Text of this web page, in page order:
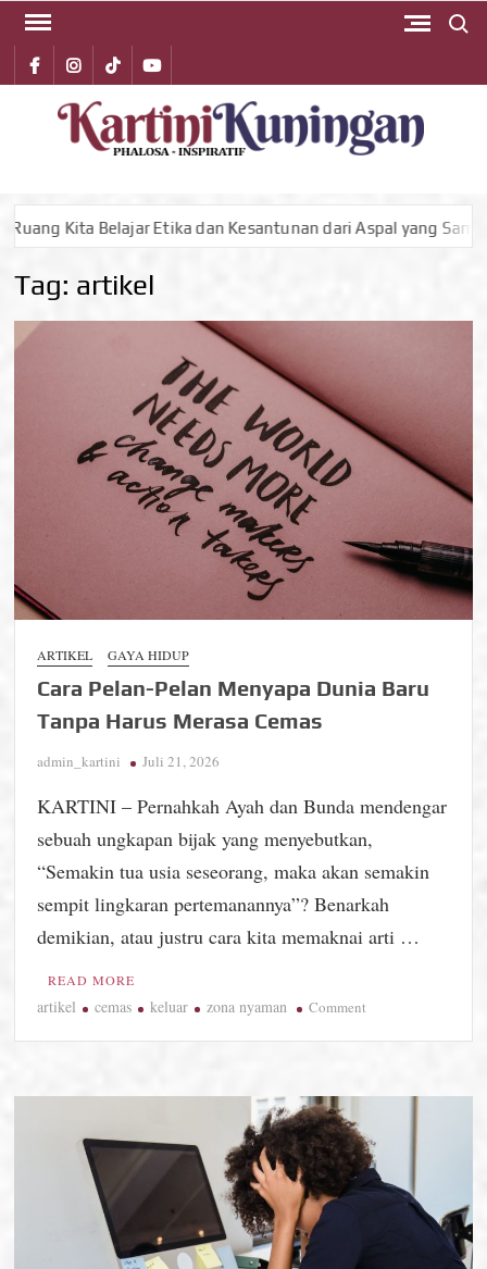
Skip
content
Facebookinstagram
Tiktokyoutube
dan Kesantunan dari Aspal yang Sama Siasati
Tag: artikel
ARTIKEL GAYA HIDUP
Cara Pelan-Pelan Menyapa Dunia Baru
Tanpa Harus Merasa Cemas
admin_kartini Juli 21, 2026
KARTINI – Pernahkah Ayah dan Bunda mendengar
sebuah ungkapan bijak yang menyebutkan,
“Semakin tua usia seseorang, maka akan semakin
sempit lingkaran pertemanannya”? Benarkah
demikian, atau justru cara kita memaknai arti …
READ MORE
artikel cemas keluar zona nyaman Comment
Menyapa
Baru
Tanpa
Harus